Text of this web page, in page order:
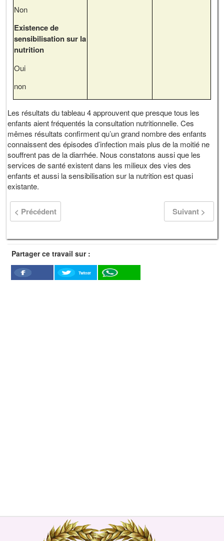
Non
Existence de
sensibilisation sur la
nutrition
Oui
non
Les résultats du tableau 4 approuvent que presque tous les
enfants aient fréquentés la consultation nutritionnelle. Ces
mêmes résultats confirment qu’un grand nombre des enfants
connaissent des épisodes d’infection mais plus de la moitié ne
souffrent pas de la diarrhée. Nous constatons aussi que les
services de santé existent dans les milieux des vies des
enfants et aussi la sensibilisation sur la nutrition est quasi
existante.
< Précédent Suivant >
Partager ce travail sur :
Facebook
Twitter